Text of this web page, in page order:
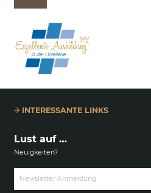
INTERESSANTE LINKS
Lust auf …
Neuigkeiten?
Newsletter Anmeldung